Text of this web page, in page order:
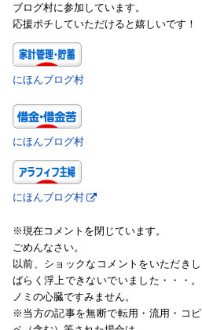
ブログ村に参加しています。
応援ポチしていただけると嬉しいです！
にほんブログ村
にほんブログ村
にほんブログ村
※現在コメントを閉じています。
ごめんなさい。
以前、ショックなコメントをいただきし
ばらく浮上できないでいました・・・。
ノミの心臓ですみません。
※当方の記事を無断で転用・流用・コピ